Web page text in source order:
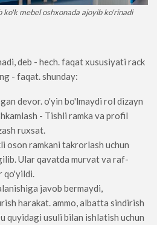
ko'k mebel oshxonada ajoyib ko'rinadi
deb - hech. faqat xususiyati rack
- faqat. shunday:
devor. o'yin bo'lmaydi rol dizayn
- Tishli ramka va profil
ruxsat.
oson ramkani takrorlash uchun
Ular qavatda murvat va raf-
qo'yildi.
javob bermaydi,
harakat. ammo, albatta sindirish
quyidagi usuli bilan ishlatish uchun